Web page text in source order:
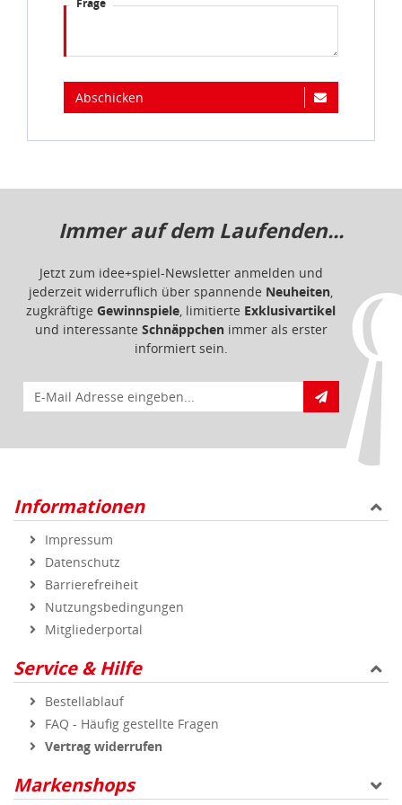
DatenschutzbestimmungenundImpressum
Frage
Abschicken
Immer auf dem Laufenden...
Jetzt zum idee+spiel-Newsletter anmelden und
jederzeit widerruflich über spannende Neuheiten,
zugkräftige Gewinnspiele, limitierte Exklusivartikel
und interessante Schnäppchenimmer als erster
informiert sein.
E-Mail für Newsletteranmeldung
Informationen
Impressum
Datenschutz
Barrierefreiheit
Nutzungsbedingungen
Mitgliederportal
Service & Hilfe
Bestellablauf
FAQ - Häufig gestellte Fragen
Vertrag widerrufen
Markenshops